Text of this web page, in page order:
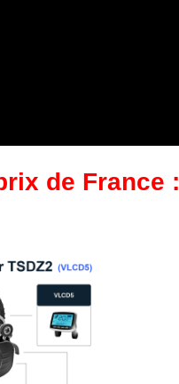
de France :